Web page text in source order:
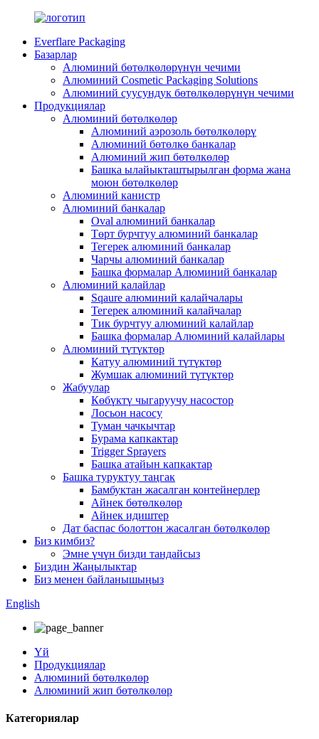
Everflare Packaging
Базарлар
Алюминий бөтөлкөлөрүнүн чечими
Алюминий Cosmetic Packaging Solutions
Алюминий суусундук бөтөлкөлөрүнүн чечими
Продукциялар
Алюминий бөтөлкөлөр
Алюминий аэрозоль бөтөлкөлөрү
Алюминий бөтөлкө банкалар
Алюминий жип бөтөлкөлөр
Башка ылайыкташтырылган форма жана
моюн бөтөлкөлөр
Алюминий канистр
Алюминий банкалар
Oval алюминий банкалар
Төрт бурчтуу алюминий банкалар
Тегерек алюминий банкалар
Чарчы алюминий банкалар
Башка формалар Алюминий банкалар
Алюминий калайлар
Sqaure алюминий калайчалары
Тегерек алюминий калайчалар
Тик бурчтуу алюминий калайлар
Башка формалар Алюминий калайлары
Алюминий түтүктөр
Катуу алюминий түтүктөр
Жумшак алюминий түтүктөр
Жабуулар
Көбүктү чыгаруучу насостор
Лосьон насосу
Туман чачкычтар
Бурама капкактар
Trigger Sprayers
Башка атайын капкактар
Башка туруктуу таңгак
Бамбуктан жасалган контейнерлер
Айнек бөтөлкөлөр
Айнек идиштер
Дат баспас болоттон жасалган бөтөлкөлөр
Биз кимбиз?
Эмне үчүн бизди тандайсыз
Биздин Жаңылыктар
Биз менен байланышыңыз
English
Үй
Продукциялар
Алюминий бөтөлкөлөр
Алюминий жип бөтөлкөлөр
Категориялар